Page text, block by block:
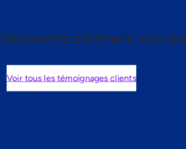
Découvrez comment nos
Voir tous les témoignages clients